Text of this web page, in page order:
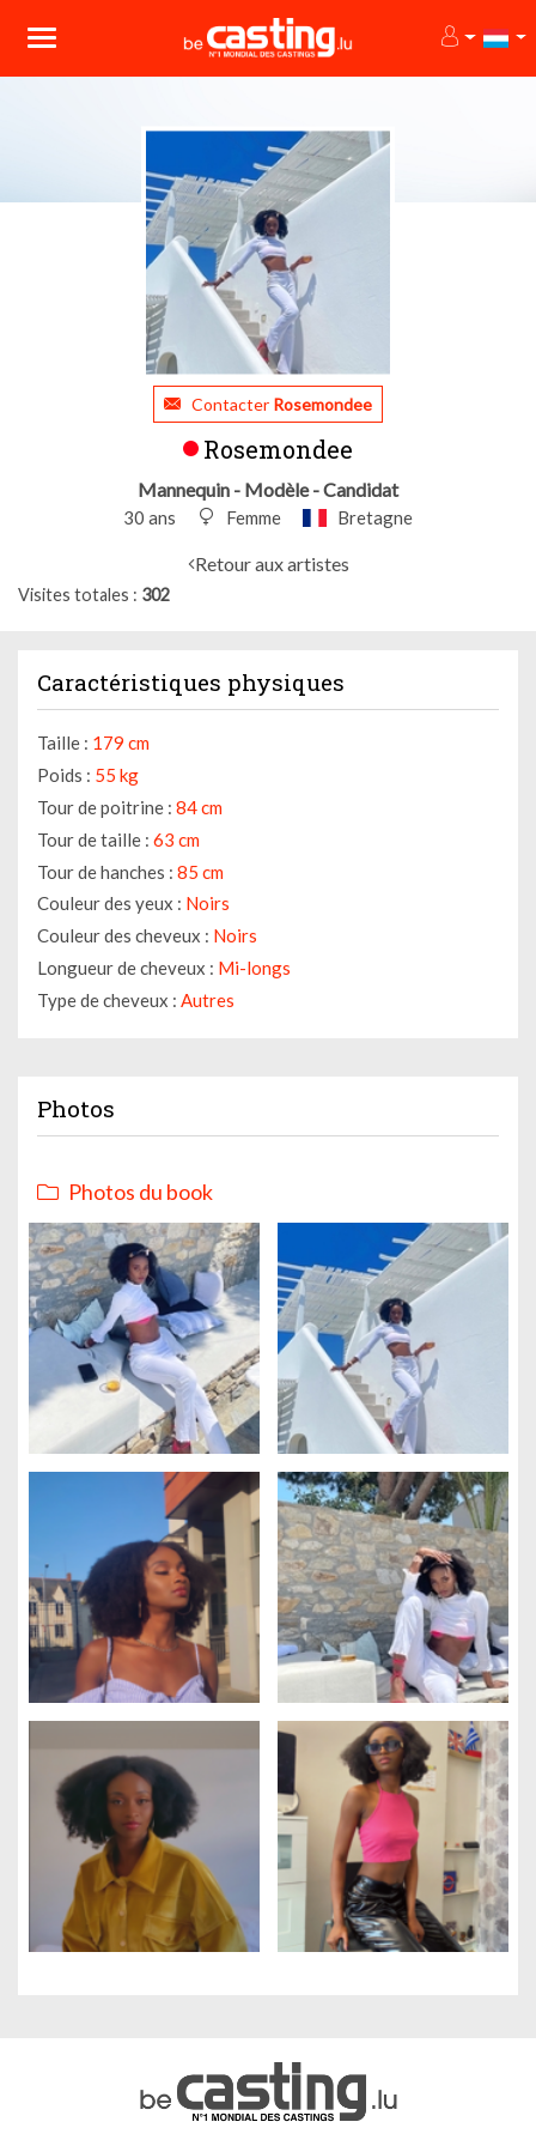
Contacter Rosemondee
Rosemondee
Mannequin - Modèle - Candidat
30 ans Femme Bretagne
Retour aux artistes
Visites totales 302
Caractéristiques physiques
Taille : 179 cm
Poids : 55 kg
Tour de poitrine : 84 cm
Tour de taille : 63 cm
Tour de hanches : 85 cm
Couleur des yeux : Noirs
Couleur des cheveux : Noirs
Longueur de cheveux : Mi-longs
Type de cheveux : Autres
Photos
Photos du book